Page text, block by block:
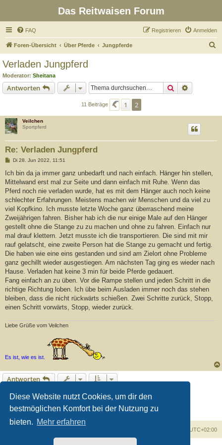
Diese Website nutzt Cookies, um dir den
bestmöglichen Komfort bei der Nutzung zu
bieten. Mehr erfahren
Das Reitwaisen Forum
FAQ Anmelden
Registrieren
Foren-Übersicht Über Pferde Jungpferde
Verladen Jungpferd
Moderator: Sheitana
Antworten Suche
11 Beiträge Vorherige
1 2
Veilchen
Sportpferd
Re: Verladen Jungpferd
B
i
r
a
Di 28. Jun 2022, 11:51
Ich bin da ja immer ganz unbedarft und nach einfach. Hänger hin stellen,
Mittelwand erst mal zur Seite und dann einfach mit Ruhe. Wenn das
Pferd noch nie verladen wurde, hat es mit dem Hänger auch noch keine
schlechter Erfahrungen. Meistens machen wir Menschen und da viel zu
viel Kopfkino. Ich musste letzte Woche ganz überraschend meine
Zweijährigen fahren. Bisher hab ich die nur einige Male auf den Hänger
gestellt ohne die Stange zu zu machen und ohne zu fahren. Einfach nur
mal drauf klettern. Jetzt musste ich die transportieren. Die sind mit mir
rauf gelatscht, eine zweite Person hat die Stange zu gemacht und fertig.
Die haben wie eine eins gestanden und sind am Zielort ohne Probleme
ganz gechillt wieder ausgestiegen. Am nächsten Tag ging es wieder nach
Hause. Verladen hat keine 3 min für beide Pferde gedauert.
Fang einfach an zu üben. Vor die Rampe stellen und jeden Schritt in die
richtige Richtung loben. Ich übe beim Ausladen immer noch das stehen
bleiben, dass die nicht rückwärts schießen. Zwei Schritte zurück, Stopp,
einen Schritt vorwärts, Stopp, wieder zurück.
Liebe Grüße vom Veilchen
Es ist, wie es ist.
Antworten
11 Beiträge Vorherige
1 2
UTC+02:00